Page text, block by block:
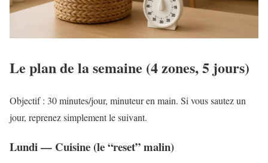
Le plan de la semaine (4 zones, 5 jours)
Objectif: 30 minutes/jour, minuteur en main. Si vous sautez un
jour, reprenez simplement le suivant.
Lundi — Cuisine (le “reset” malin)